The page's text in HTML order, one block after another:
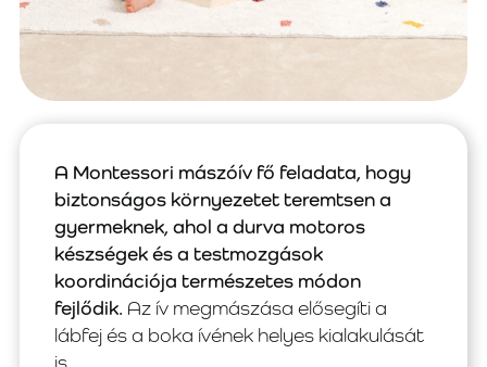
A Montessori mászóív fő feladata, hogy
biztonságos környezetet teremtsen a
gyermeknek, ahol a durva motoros
készségek és a testmozgások
koordinációja természetes módon
fejlődik. Az ív megmászása elősegíti a
lábfej és a boka ívének helyes kialakulását
is.